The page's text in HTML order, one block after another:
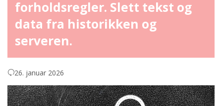
forholdsregler. Slett tekst og
data fra historikken og
serveren.
26. januar 2026